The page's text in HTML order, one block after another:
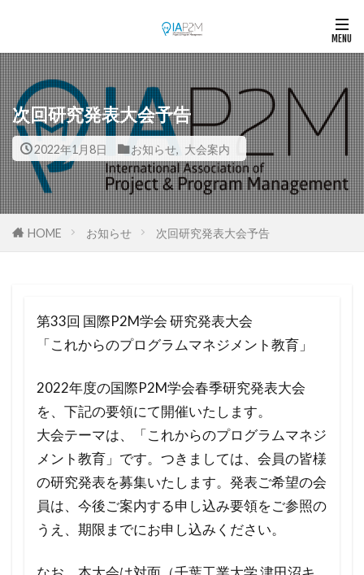
次回研究発表大会予告
2022年1月8日 お知らせ 大会案内
HOME お知らせ 次回研究発表大会予告
第33回 国際P2M学会 研究発表大会
「これからのプログラムマネジメント教育」
2022年度の国際P2M学会春季研究発表大会
を、下記の要領にて開催いたします。
大会テーマは、「これからのプログラムマネジ
メント教育」です。つきましては、会員の皆様
の研究発表を募集いたします。発表ご希望の会
員は、今後ご案内する申し込み要領をご参照の
うえ、期限までにお申し込みください。